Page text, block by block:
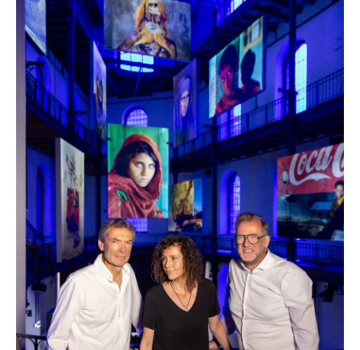
FAS RESEARCH
HABAU GROUP
INSTITUTE OF SCIENCE AND TECHNOLOGY AUSTRIA (ISTA)
LUDWIG BOLTZMANN GESELLSCHAFT (LBG)
PURTSCHER RELATIONS
VBC
VERA PURE
WIENER SKIVERBAND
DIE TAFEL ÖSTERREICH
VERTESSI
KAMPAGNE: WIR SIND ÖSTERREICHER:INNEN.
MARKUS BREITENECKER
DONAU SOJA
MEDIA